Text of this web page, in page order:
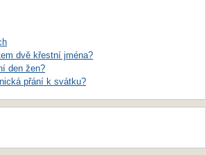
dvě křestní jména?
den žen?
přání k svátku?